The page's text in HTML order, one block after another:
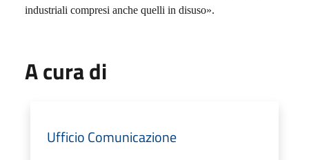
industriali compresi anche quelli in disuso».
A cura di
Ufficio Comunicazione